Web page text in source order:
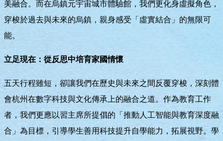
美融合。而在烏鎮元宇宙城市體驗館，我們更化身虛擬角色，
穿梭於過去與未來的烏鎮，親身感受「虛實結合」的無限可
能。
立足現在：從反思中培育家國情懷
五天行程雖短，卻讓我們在歷史與未來之間反覆穿梭，深刻體
會杭州在數字科技與文化傳承上的融合之道。作為教育工作
者，我們更應以習主席所提倡的「推動人工智能與教育深度融
合」為目標，引導學生善用科技提升自學能力，拓展視野。學